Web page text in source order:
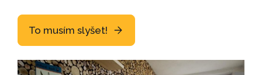
To musím slyšet!